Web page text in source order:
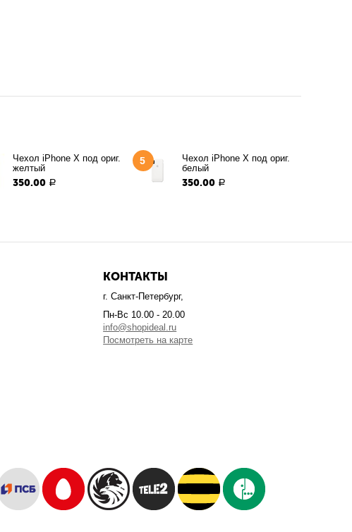
Чехол iPhone X под ориг.
желтый
350.00 Р
5
Чехол iPhone X под ориг.
белый
350.00 Р
КОНТАКТЫ
г. Санкт-Петербург,
Пн-Вс 10.00 - 20.00
info@shopideal.ru
Посмотреть на карте